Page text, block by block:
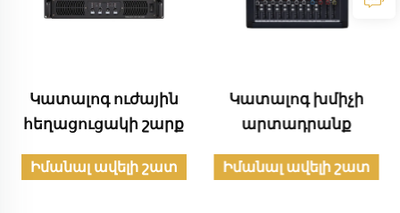
Կատալոգ ուժային
հեղացուցակի շարք
Իմանալ ավելի շատ
Կատալոգ խմիչի
արտադրանք
Իմանալ ավելի շատ